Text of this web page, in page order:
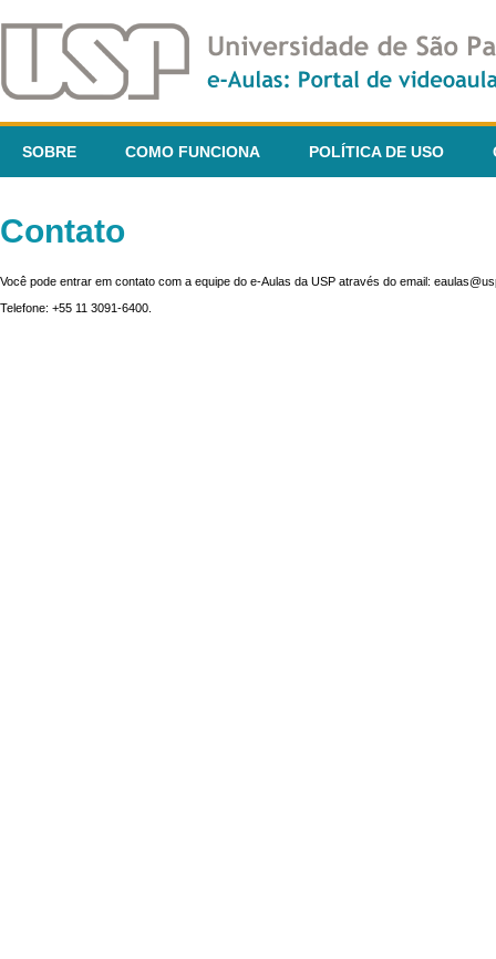
SOBRE COMO FUNCIONA POLÍTICA DE USO
Contato
Você pode entrar em contato com a equipe do e-Aulas da USP através do email:
Telefone: +55 11 3091-6400.